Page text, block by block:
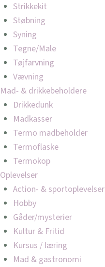
Strikkekit
Støbning
Syning
Tegne/Male
Tøjfarvning
Vævning
Mad- & drikkebeholdere
Drikkedunk
Madkasser
Termo madbeholder
Termoflaske
Termokop
Oplevelser
Action- & sportoplevelser
Hobby
Gåder/mysterier
Kultur & Fritid
Kursus / læring
Mad & gastronomi